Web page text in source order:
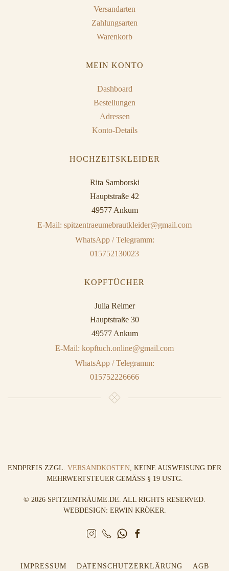
Versandarten
Zahlungsarten
Warenkorb
MEIN KONTO
Dashboard
Bestellungen
Adressen
Konto-Details
HOCHZEITSKLEIDER
Rita Samborski
Hauptstraße 42
49577 Ankum
E-Mail: spitzentraeumebrautkleider@gmail.com
WhatsApp / Telegramm:
015752130023
KOPFTÜCHER
Julia Reimer
Hauptstraße 30
49577 Ankum
E-Mail: kopftuch.online@gmail.com
WhatsApp / Telegramm:
015752226666
ENDPREIS ZZGL. VERSANDKOSTEN, KEINE AUSWEISUNG DER
MEHRWERTSTEUER GEMÄSS § 19 USTG.
© 2026 SPITZENTRÄUME.DE. ALL RIGHTS RESERVED.
WEBDESIGN: ERWIN KRÖKER.
IMPRESSUM DATENSCHUTZERKLÄRUNG AGB